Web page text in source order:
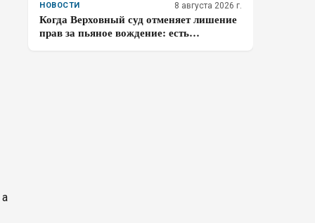
НОВОСТИ 8 августа 2026 г.
Когда Верховный суд отменяет лишение
прав за пьяное вождение: есть